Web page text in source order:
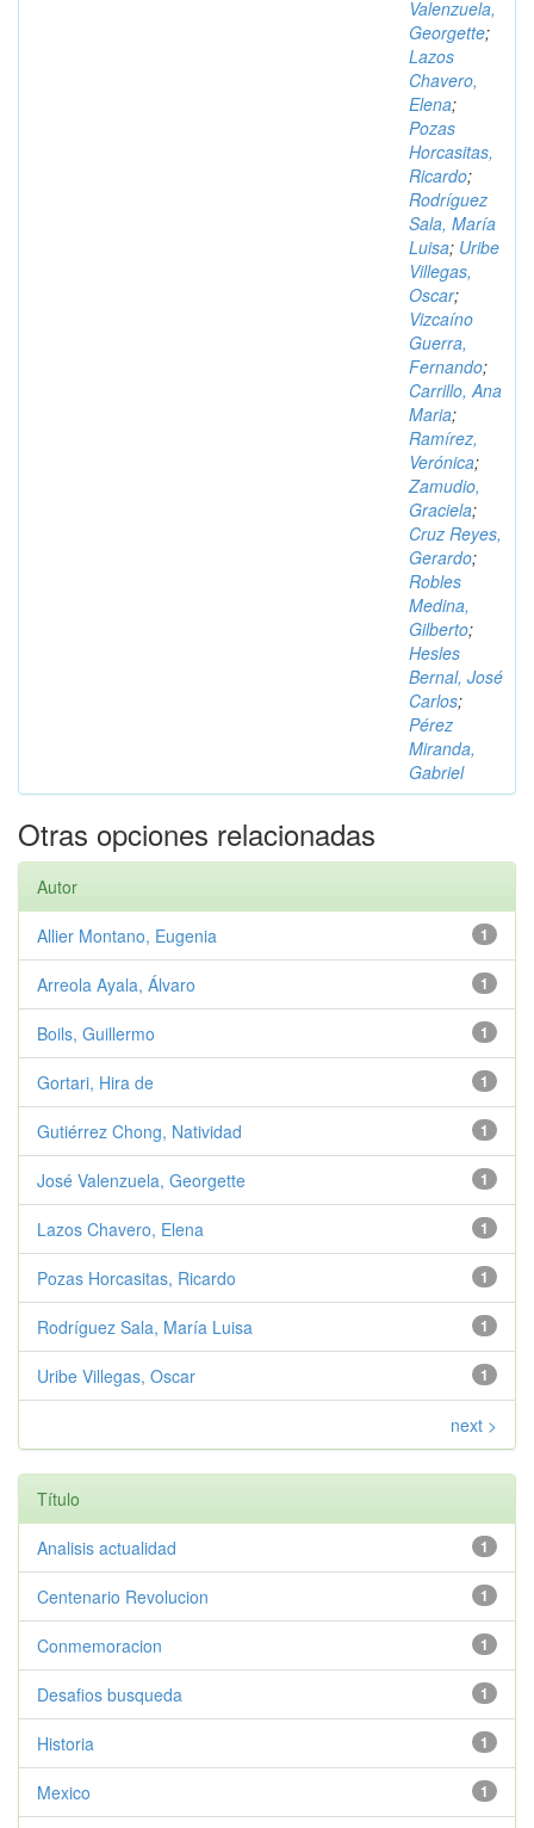
Valenzuela,
Georgette;
Lazos
Chavero,
Elena;
Pozas
Horcasitas,
Ricardo;
Rodríguez
Sala, María
Luisa; Uribe
Villegas,
Oscar;
Vizcaíno
Guerra,
Fernando;
Carrillo, Ana
Maria;
Ramírez,
Verónica;
Zamudio,
Graciela;
Cruz Reyes,
Gerardo;
Robles
Medina,
Gilberto;
Hesles
Bernal, José
Carlos;
Pérez
Miranda,
Gabriel
Otras opciones relacionadas
Autor
1
Allier Montano, Eugenia
1
Arreola Ayala, Álvaro
1
Boils, Guillermo
1
Gortari, Hira de
1
Gutiérrez Chong, Natividad
1
José Valenzuela, Georgette
1
Lazos Chavero, Elena
1
Pozas Horcasitas, Ricardo
1
Rodríguez Sala, María Luisa
1
Uribe Villegas, Oscar
next >
Título
1
Analisis actualidad
1
Centenario Revolucion
1
Conmemoracion
1
Desafios busqueda
1
Historia
1
Mexico